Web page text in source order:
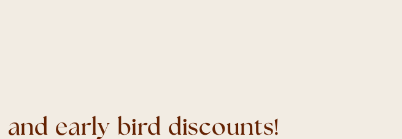
and early bird discounts!